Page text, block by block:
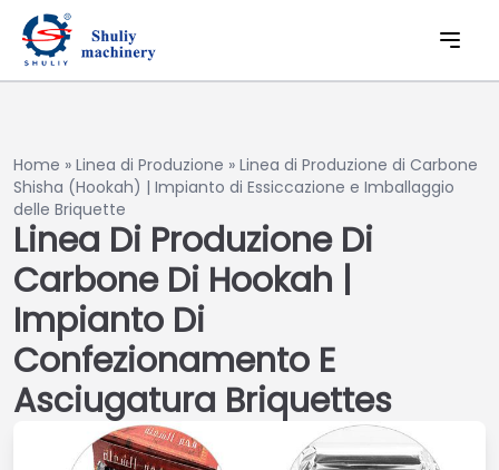
Home » Linea di Produzione » Linea di Produzione di Carbone
Shisha (Hookah) | Impianto di Essiccazione e Imballaggio
delle Briquette
Linea Di Produzione Di
Carbone Di Hookah |
Impianto Di
Confezionamento E
Asciugatura Briquettes